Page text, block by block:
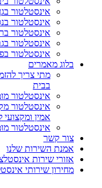
אינסטלטור בגן יבנה
אינסטלטור בנס ציונה
אינסטלטור ברמת גן
אינסטלטור בגבעתיים
אינסטלטור בפתח
מאמרים
אינסטלטור מומלץ |
אינסטלטור מקצוען –
אמין ומקצועי לכל בעיה
אינסטלטור מומלץ
קשר
השירות שלנו
שירות אינסטלציה
שירותי אינסטלציה